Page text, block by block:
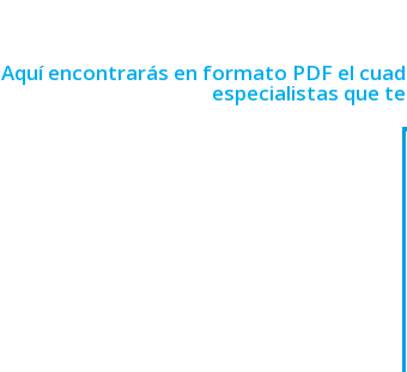
Aquí encontrarás en formato PDF el
especialistas que